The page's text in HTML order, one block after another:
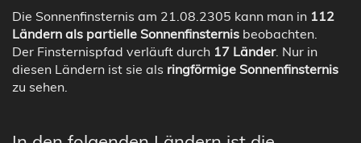
Die Sonnenfinsternis am 21.08.2305 kann man in 112
Ländern als partielle Sonnenfinsternis beobachten.
Der Finsternispfad verläuft durch 17 Länder. Nur in
diesen Ländern ist sie als ringförmige Sonnenfinsternis
zu sehen.